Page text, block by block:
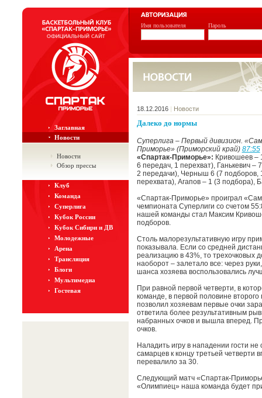
Имя пользователя Пароль
Заглавная
Новости
Новости
Обзор прессы
Клуб
Команда
Суперлига
Кубок России
Кубок Сибири и ДВ
Молодежные
Арена
Трансляция
Блоги
Мультимедиа
Гостевая
18.12.2016 | Новости
Далеко до нормы
Суперлига – Первый дивизион.
Приморье» (Приморский край) 87:55
«Спартак-Приморье»: Кривошеев –
6 передач, 1 перехват), Ганькевич
2 передачи), Черныш 6 (7 подборов,
перехвата), Агапов – 1 (3 подбора),
«Спартак-Приморье» проиграл
чемпионата Суперлиги со счетом
нашей команды стал Максим
подборов.
Столь малорезультативную игру
показывала. Если со средней
реализацию в 43%, то трехочковых
наоборот – залетало все: через
шанса хозяева воспользовались
При равной первой четверти, в
команде, в первой половине
позволил хозяевам первые очки
ответила более результативным
набранных очков и вышла вперед.
очков.
Наладить игру в нападении гости
самарцев к концу третьей четверти
перевалило за 30.
Следующий матч «Спартак-
«Олимпиец» наша команда будет